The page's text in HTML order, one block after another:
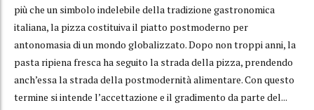
più che un simbolo indelebile della tradizione gastronomica
italiana, la pizza costituiva il piatto postmoderno per
antonomasia di un mondo globalizzato. Dopo non troppi anni, la
pasta ripiena fresca ha seguito la strada della pizza, prendendo
anch’essa la strada della postmodernità alimentare. Con questo
termine si intende l’accettazione e il gradimento da parte del...